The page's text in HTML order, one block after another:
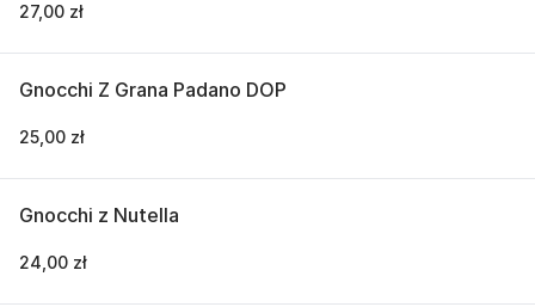
27,00 zł
Gnocchi Z Grana Padano DOP
25,00 zł
Gnocchi z Nutella
24,00 zł